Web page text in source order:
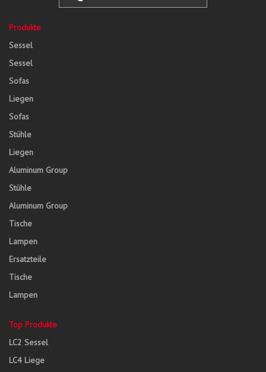
Produkte
Sessel
Sessel
Sofas
Liegen
Sofas
Stühle
Liegen
Aluminum Group
Stühle
Aluminum Group
Tische
Lampen
Ersatzteile
Tische
Lampen
Top Produkte
LC2 Sessel
LC4 Liege